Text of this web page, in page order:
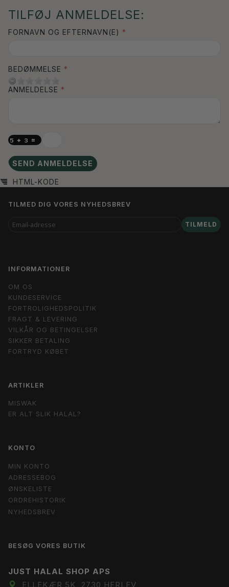
TILFØJ ANMELDELSE:
FORNAVN OG EFTERNAVN(E)
BEDØMMELSE
ANMELDELSE
SEND ANMELDELSE
HTML-KODE
TILMED DIG VORES NYHEDSBREV
EMAIL-
ADRESSE
TILMELD
INFORMATIONER
OM OS
KUNDESERVICE
FORTROLIGHEDSPOLITIK
FRAGT & LEVERING
VILKÅR OG BETINGELSER
SIKKER BETALING
FORTRYD KØBET
ARTIKLER
MISWAK
ER ALT SLIK HALAL?
KONTO
MIN KONTO
ADRESSEBOG
ØNSKELISTE
ORDREHISTORIK
NYHEDSBREV
BESØG VORES BUTIK
JUST HALAL SHOP APS
ELLEKÆR 5K, 2730 HERLEV